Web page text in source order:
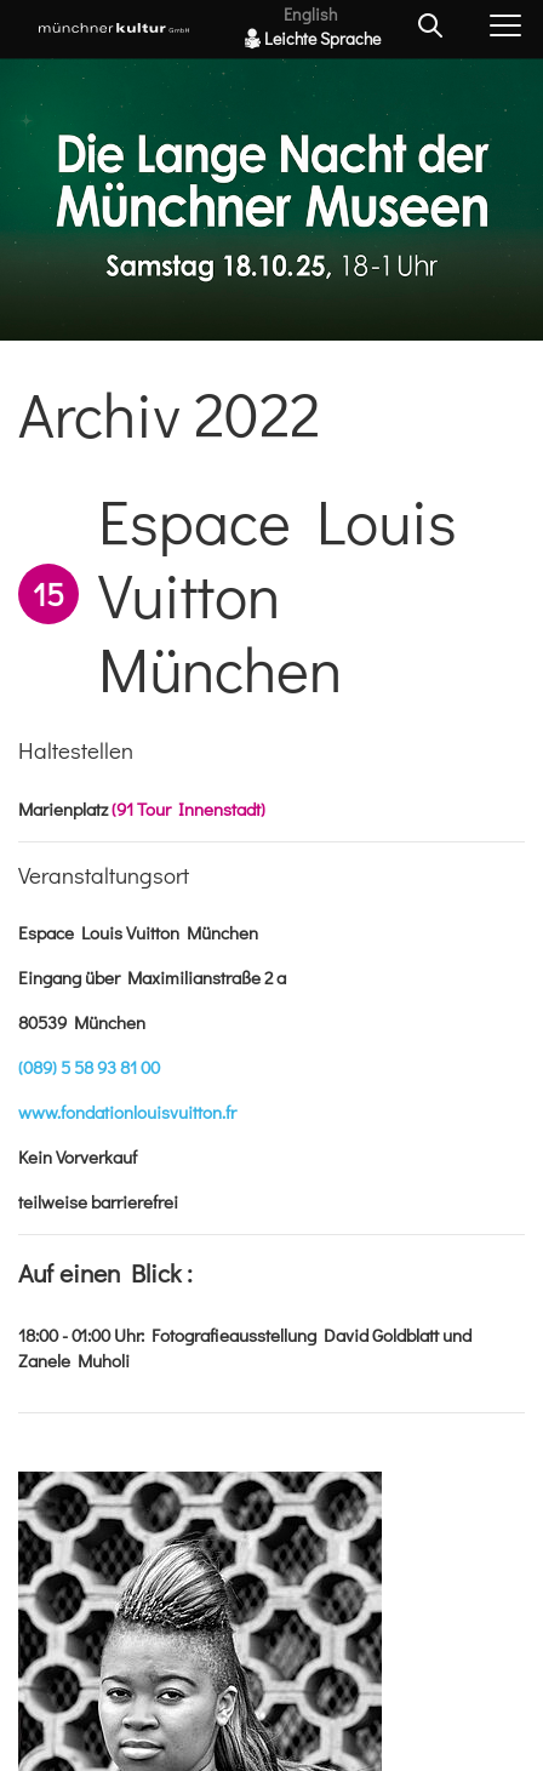
English
Leichte Sprache
Archiv 2022
15
Espace Louis
Vuitton
München
Haltestellen
Marienplatz(91 Tour Innenstadt)
Veranstaltungsort
Espace Louis Vuitton München
Eingang über Maximilianstraße 2 a
80539 München
(089) 5 58 93 81 00
www.fondationlouisvuitton.fr
Kein Vorverkauf
teilweise barrierefrei
Auf einen Blick :
18:00 - 01:00Uhr: Fotografieausstellung David Goldblatt und
Zanele Muholi